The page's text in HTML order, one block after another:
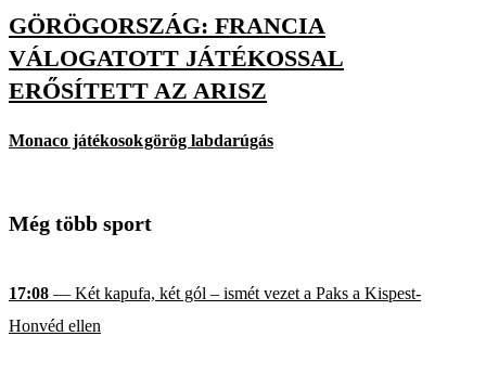
GÖRÖGORSZÁG: FRANCIA
VÁLOGATOTT JÁTÉKOSSAL
ERŐSÍTETT AZ ARISZ
Monaco játékosokgörög labdarúgás
Még több sport
17:08 — Két kapufa, két gól – ismét vezet a Paks a Kispest-
Honvéd ellen